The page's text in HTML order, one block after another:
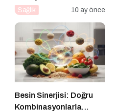
Sağlık 10 ay önce
Besin Sinerjisi: Doğru
Kombinasyonlarla